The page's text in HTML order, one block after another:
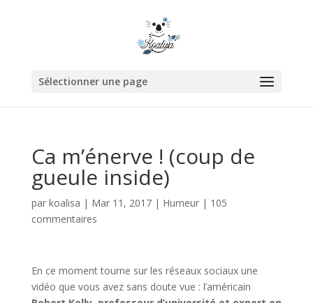
Sélectionner une page
Ca m’énerve ! (coup de
gueule inside)
par koalisa | Mar 11, 2017| Humeur| 105
commentaires
En ce moment tourne sur les réseaux sociaux une
vidéo que vous avez sans doute vue : l’américain